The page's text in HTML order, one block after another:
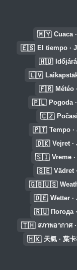
🇲🇾 Cuaca
🇪🇸 El tiempo ·
🇭🇺
🇱🇻
🇫🇷 Météo
🇵🇱 Pogoda
🇨🇿
🇵🇹 Tempo
🇩🇰 Vejret
🇸🇮 Vreme
🇸🇪 Vädret
🇬🇧🇺🇸
🇩🇪 Wetter
🇷🇺 Погода
🇹🇭 สภาพอากาศ
🇭🇰 天氣 · 葉